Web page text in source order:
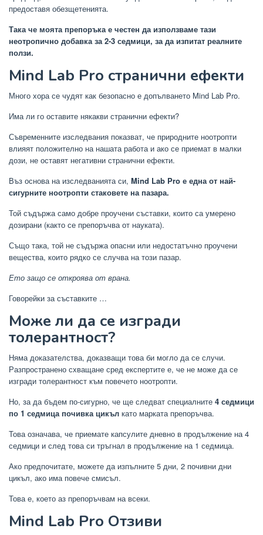
предоставя обезщетенията.
Така че моята препоръка е честен да използваме тази
неотропично добавка за 2-3 седмици, за да изпитат реалните
ползи.
Mind Lab Pro странични ефекти
Много хора се чудят как безопасно е допълването Mind Lab Pro.
Има ли го оставите някакви странични ефекти?
Съвременните изследвания показват, че природните ноотропти
влияят положително на нашата работа и ако се приемат в малки
дози, не оставят негативни странични ефекти.
Въз основа на изследванията си, Mind Lab Pro е една от най-
сигурните ноотропти стаковете на пазара.
Той съдържа само добре проучени съставки, които са умерено
дозирани (както се препоръчва от науката).
Също така, той не съдържа опасни или недостатъчно проучени
вещества, които рядко се случва на този пазар.
Ето защо се откроява от врана.
Говорейки за съставките …
Може ли да се изгради
толерантност?
Няма доказателства, доказващи това би могло да се случи.
Разпространено схващане сред експертите е, че не може да се
изгради толерантност към повечето ноотропти.
Но, за да бъдем по-сигурно, че ще следват специалните 4 седмици
по 1 седмица почивка цикъл като марката препоръчва.
Това означава, че приемате капсулите дневно в продължение на 4
седмици и след това си тръгнал в продължение на 1 седмица.
Ако предпочитате, можете да изпълните 5 дни, 2 почивни дни
цикъл, ако има повече смисъл.
Това е, което аз препоръчвам на всеки.
Mind Lab Pro Отзиви